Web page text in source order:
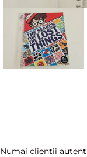
Numai clienții